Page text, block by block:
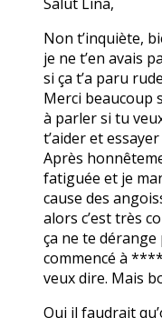
Non t’inquiète,
je ne t’en avais
si ça t’a paru
Merci beaucoup
à parler si tu
t’aider et
Après
fatiguée et je
cause des
alors c’est très
ça ne te dérange
commencé à
veux dire. Mais
Oui il faudrait